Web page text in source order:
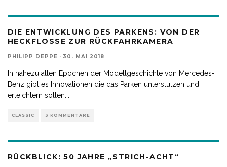
DIE ENTWICKLUNG DES PARKENS: VON DER
HECKFLOSSE ZUR RÜCKFAHRKAMERA
PHILIPP DEPPE · 30. MAI 2018
In nahezu allen Epochen der Modellgeschichte von Mercedes-
Benz gibt es Innovationen die das Parken unterstützen und
erleichtern sollen.
CLASSIC 3 KOMMENTARE
RÜCKBLICK: 50 JAHRE „STRICH-ACHT“